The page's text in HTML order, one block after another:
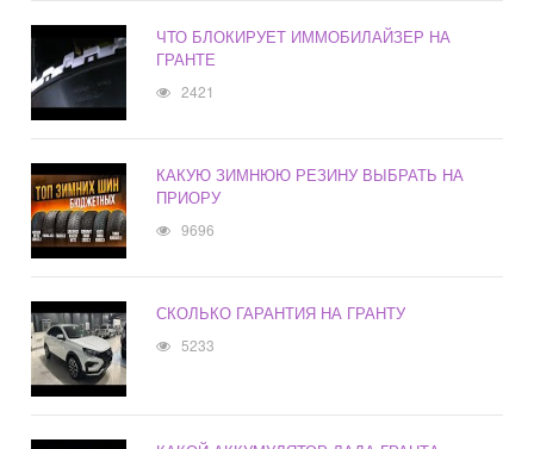
ЧТО БЛОКИРУЕТ ИММОБИЛАЙЗЕР НА
ГРАНТЕ
2421
КАКУЮ ЗИМНЮЮ РЕЗИНУ ВЫБРАТЬ НА
ПРИОРУ
9696
СКОЛЬКО ГАРАНТИЯ НА ГРАНТУ
5233